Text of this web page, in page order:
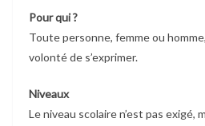
Pour qui ?
Toute personne, femme ou
volonté de s’exprimer.
Niveaux
Le niveau scolaire n’est pas exigé,